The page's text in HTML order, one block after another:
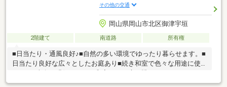
その他の交通
岡山県岡山市北区御津宇垣
2階建て 南道路 所有権
■日当たり・通風良好♪■自然の多い環境でゆったり暮らせます。■
日当たり良好な広々としたお庭あり■続き和室で色々な用途に使
えます■南向き縁側があり、和室からお庭を眺めることができま
す■玄関吹抜けで明るく開放感があります■各居室収納スペースあ